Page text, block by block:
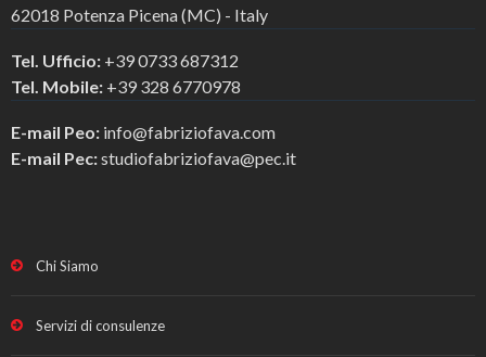
62018 Potenza Picena (MC) - Italy
Tel. Ufficio: +39 0733 687312
Tel. Mobile: +39 328 6770978
E-mail Peo: info@fabriziofava.com
E-mail Pec:studiofabriziofava@pec.it
Chi Siamo
Servizi di consulenze